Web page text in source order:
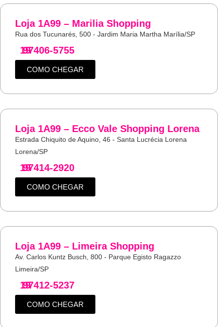
Loja 1A99 – Marilia Shopping
Rua dos Tucunarés, 500 - Jardim Maria Martha Marília/SP
19
97406-5755
COMO CHEGAR
Loja 1A99 – Ecco Vale Shopping Lorena
Estrada Chiquito de Aquino, 46 - Santa Lucrécia Lorena
Lorena/SP
19
97414-2920
COMO CHEGAR
Loja 1A99 – Limeira Shopping
Av. Carlos Kuntz Busch, 800 - Parque Egisto Ragazzo
Limeira/SP
19
97412-5237
COMO CHEGAR